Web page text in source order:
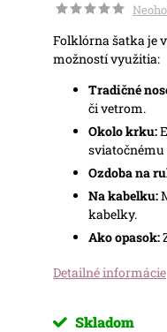
Folklórna šatka je
možností využitia:
Tradičné
či vetrom.
Okolo krku:
sviatočnému
Ozdoba na
Na kabelku:
kabelky.
Ako opasok:
Detailné informácie
Skladom